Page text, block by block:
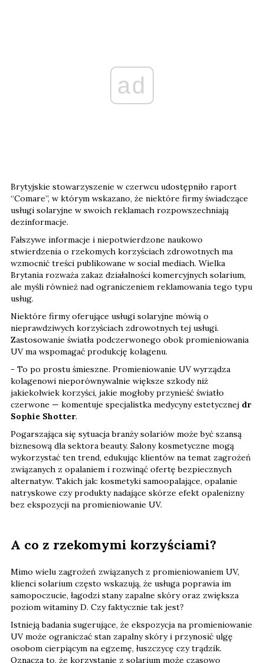
ad
Brytyjskie stowarzyszenie w czerwcu udostępniło raport
“Comare”, w którym wskazano, że niektóre firmy świadczące
usługi solaryjne w swoich reklamach rozpowszechniają
dezinformacje.
Fałszywe informacje i niepotwierdzone naukowo
stwierdzenia o rzekomych korzyściach zdrowotnych ma
wzmocnić treści publikowane w social mediach. Wielka
Brytania rozważa zakaz działalności komercyjnych solarium,
ale myśli również nad ograniczeniem reklamowania tego typu
usług.
Niektóre firmy oferujące usługi solaryjne mówią o
nieprawdziwych korzyściach zdrowotnych tej usługi.
Zastosowanie światła podczerwonego obok promieniowania
UV ma wspomagać produkcję kolagenu.
- To po prostu śmieszne. Promieniowanie UV wyrządza
kolagenowi nieporównywalnie większe szkody niż
jakiekolwiek korzyści, jakie mogłoby przynieść światło
czerwone — komentuje specjalistka medycyny estetycznej dr
Sophie Shotter.
Pogarszająca się sytuacja branży solariów może być szansą
biznesową dla sektora beauty. Salony kosmetyczne mogą
wykorzystać ten trend, edukując klientów na temat zagrożeń
związanych z opalaniem i rozwinąć ofertę bezpiecznych
alternatyw. Takich jak: kosmetyki samoopalające, opalanie
natryskowe czy produkty nadające skórze efekt opalenizny
bez ekspozycji na promieniowanie UV.
A co z rzekomymi korzyściami?
Mimo wielu zagrożeń związanych z promieniowaniem UV,
klienci solarium często wskazują, że usługa poprawia im
samopoczucie, łagodzi stany zapalne skóry oraz zwiększa
poziom witaminy D. Czy faktycznie tak jest?
Istnieją badania sugerujące, że ekspozycja na promieniowanie
UV może ograniczać stan zapalny skóry i przynosić ulgę
osobom cierpiącym na egzemę, łuszczycę czy trądzik.
Oznacza to, że korzystanie z solarium może czasowo